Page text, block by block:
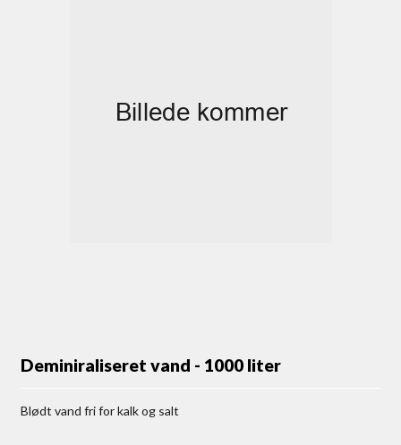
Deminiraliseret vand - 1000 liter
Blødt vand fri for kalk og salt